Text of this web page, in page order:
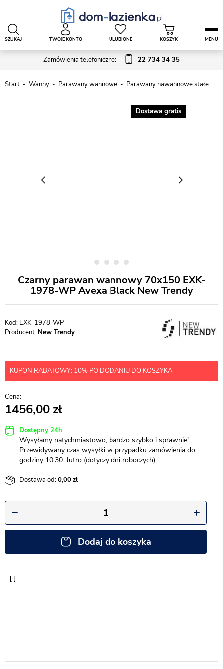
Zamówienia telefoniczne: 22 734 34 35
SZUKAJ TWOJE KONTO ULUBIONE KOSZYK MENU
Start Wanny Parawany wannowe Parawany nawannowe stałe
Dostawa gratis
Czarny parawan wannowy 70x150 EXK-
1978-WP Avexa Black New Trendy
EXK-1978-WP
Producent: New Trendy
KUPON RABATOWY: 10% PO DODANIU DO KOSZYKA
1456,00
Dostępny 24h
Wysyłamy natychmiastowo, bardzo szybko i sprawnie!
Przewidywany czas wysyłki w przypadku zamówienia do
godziny 10:30: Jutro (dotyczy dni roboczych)
Dostawa od:0,00
Dodaj do koszyka